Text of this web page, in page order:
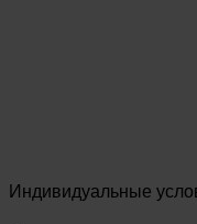
Индивидуальные